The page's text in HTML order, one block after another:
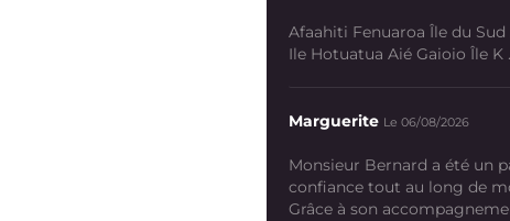
Afaahiti Fenuaroa Île du
Ile Hotuatua Aié Gaioio Île K
Marguerite Le 06/08/2026
Monsieur Bernard a été un
confiance tout au long de
Grâce à son